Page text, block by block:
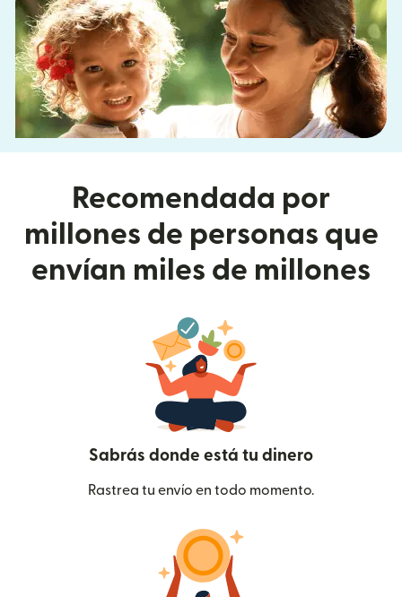
Recomendada por
millones de personas que
envían miles de millones
Sabrás donde está tu dinero
Rastrea tu envío en todo momento.